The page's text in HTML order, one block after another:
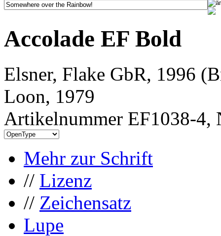
Accolade EF Bold
Elsner, Flake GbR, 1996
Loon, 1979
Artikelnummer EF1038-4,
Mehr zur Schrift
// Lizenz
// Zeichensatz
Lupe